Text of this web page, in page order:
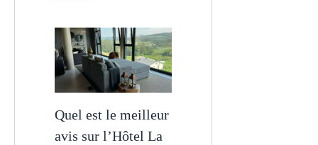
Quel est le meilleur
avis sur l’Hôtel La